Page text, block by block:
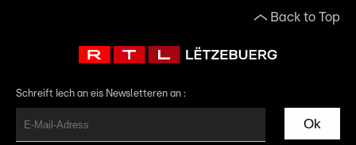
Back to Top
Schreift Iech an eis Newsletteren an :
Ok